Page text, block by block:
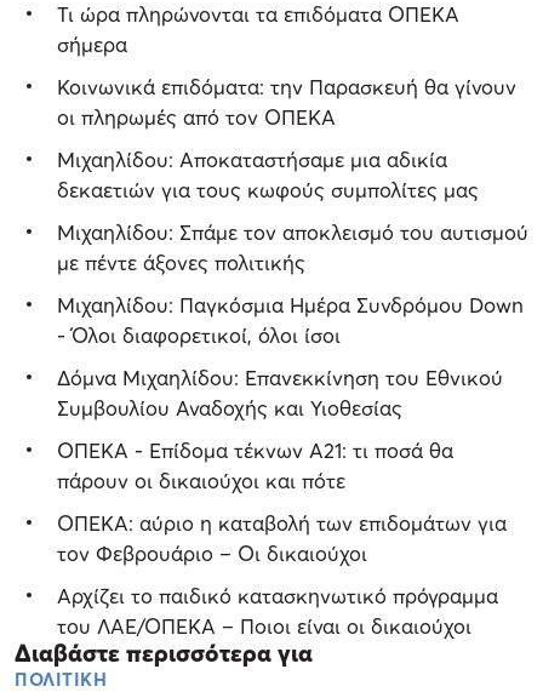
Τι ώρα πληρώνονται τα επιδόματα ΟΠΕΚΑ
σήμερα
Κοινωνικά επιδόματα: την Παρασκευή θα γίνουν
οι πληρωμές από τον ΟΠΕΚΑ
Μιχαηλίδου: Αποκαταστήσαμε μια αδικία
δεκαετιών για τους κωφούς συμπολίτες μας
Μιχαηλίδου: Σπάμε τον αποκλεισμό του αυτισμού
με πέντε άξονες πολιτικής
Μιχαηλίδου: Παγκόσμια Ημέρα Συνδρόμου Down
- Όλοι διαφορετικοί, όλοι ίσοι
Δόμνα Μιχαηλίδου: Επανεκκίνηση του Εθνικού
Συμβουλίου Αναδοχής και Υιοθεσίας
ΟΠΕΚΑ - Επίδομα τέκνων Α21: τι ποσά θα
πάρουν οι δικαιούχοι και πότε
ΟΠΕΚΑ: αύριο η καταβολή των επιδομάτων για
τον Φεβρουάριο – Οι δικαιούχοι
Αρχίζει το παιδικό κατασκηνωτικό πρόγραμμα
του ΛΑΕ/ΟΠΕΚΑ – Ποιοι είναι οι δικαιούχοι
Διαβάστε περισσότερα για
ΠΟΛΙΤΙΚΗ